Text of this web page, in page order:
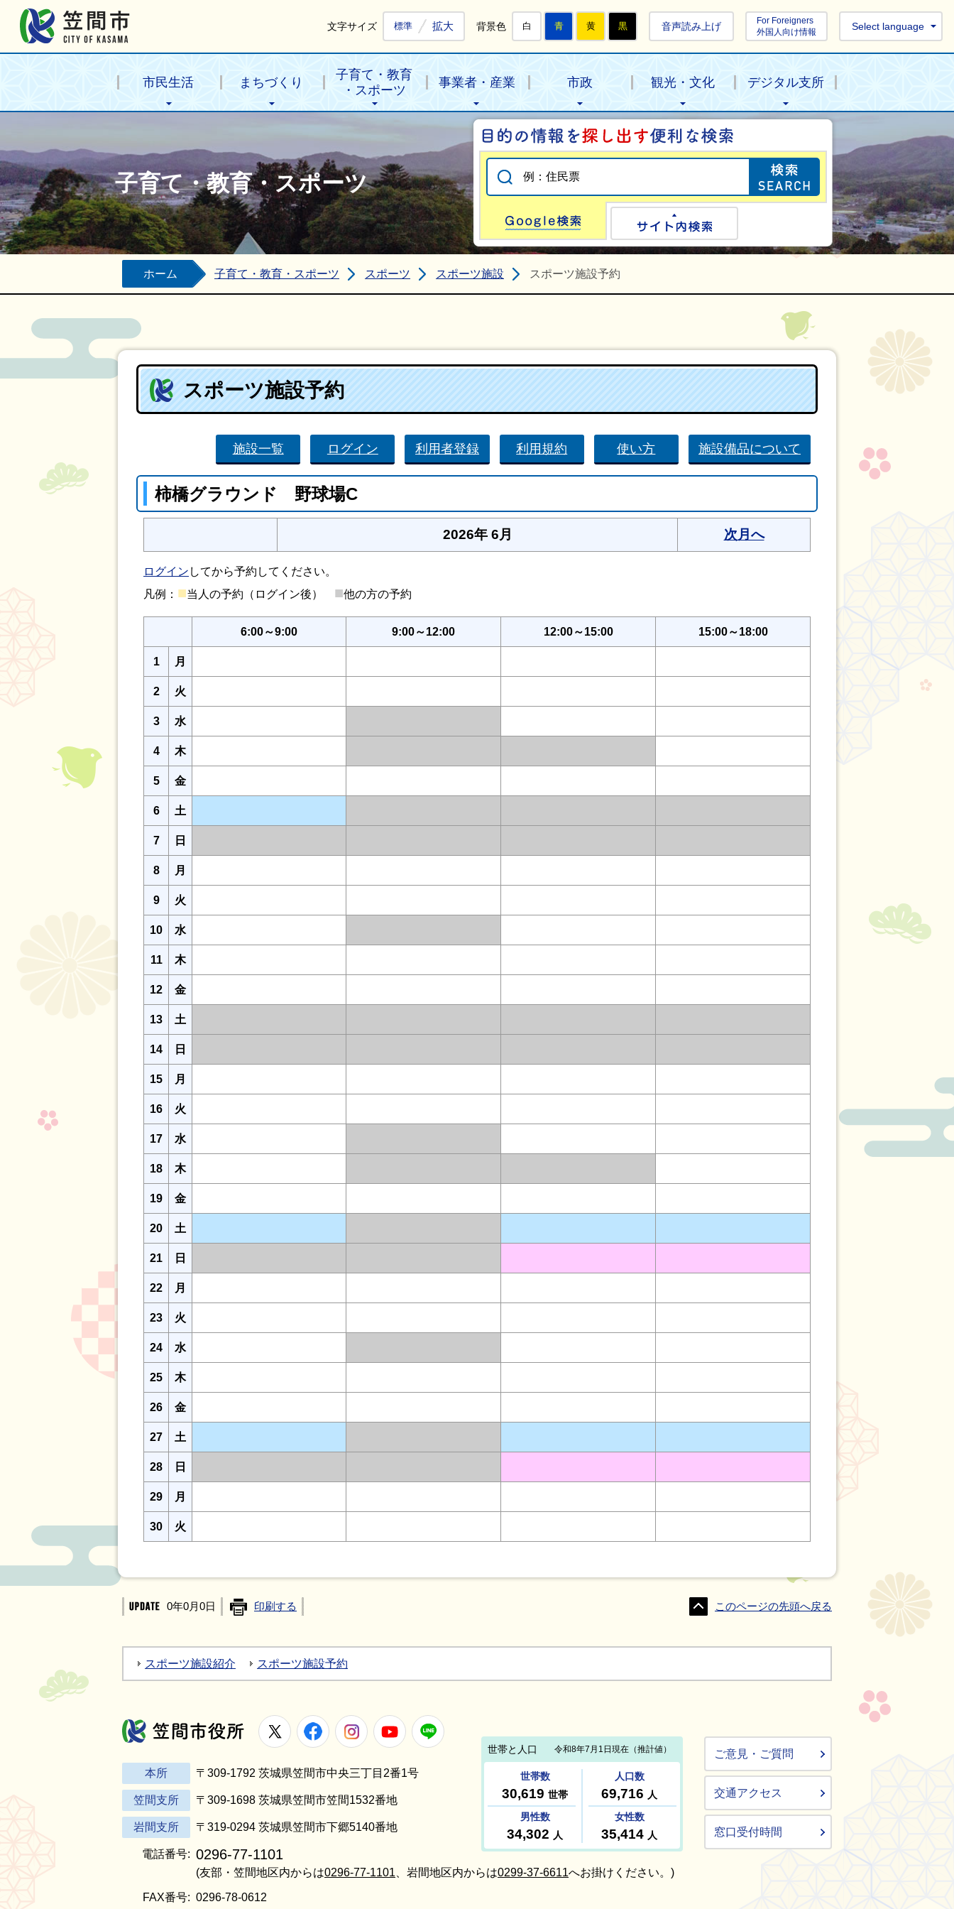
文字サイズ 標準 拡大 背景色 白 青 黄 黒 音声読み上げ
For Foreigners
外国人向け情報
Select language
市民生活 まちづくり
子育て・教育
・スポーツ
事業者・産業 市政 観光・文化 デジタル支所
子育て・教育・スポーツ
目的の情報を探
Google検索
ホーム 子育て・教育・スポーツ スポーツ スポーツ施設 スポーツ施設予約
スポーツ施設予約
施設一覧 ログイン 利用者登録 利用規約 使い方 施設備品について
柿橋グラウンド 野球場C
2026年 6月 次月へ
ログイン してから予約してください。
凡例： ■当人の予約（ログイン後） ■他の方の予約
6:00～9:00 9:00～12:00 12:00～15:00 15:00～18:00
1 月
2 火
3 水
4 木
5 金
6 土
7 日
8 月
9 火
10 水
11 木
12 金
13 土
14 日
15 月
16 火
17 水
18 木
19 金
20 土
21 日
22 月
23 火
24 水
25 木
26 金
27 土
28 日
29 月
30 火
0年0月0日 印刷する このページの先頭へ戻る
スポーツ施設紹介 スポーツ施設予約
笠間市役所
X FacebookInstagramYoutube
本所 〒309-1792 茨城県笠間市中央三丁目2番1号
笠間支所 〒309-1698 茨城県笠間市笠間1532番地
岩間支所 〒319-0294 茨城県笠間市下郷5140番地
電話番号: 0296-77-1101
(友部・笠間地区内からは0296-77-1101 、岩間地区内からは0299-37-6611へお掛けください。)
FAX番号: 0296-78-0612
ご意見・ご質問
交通アクセス
窓口受付時間